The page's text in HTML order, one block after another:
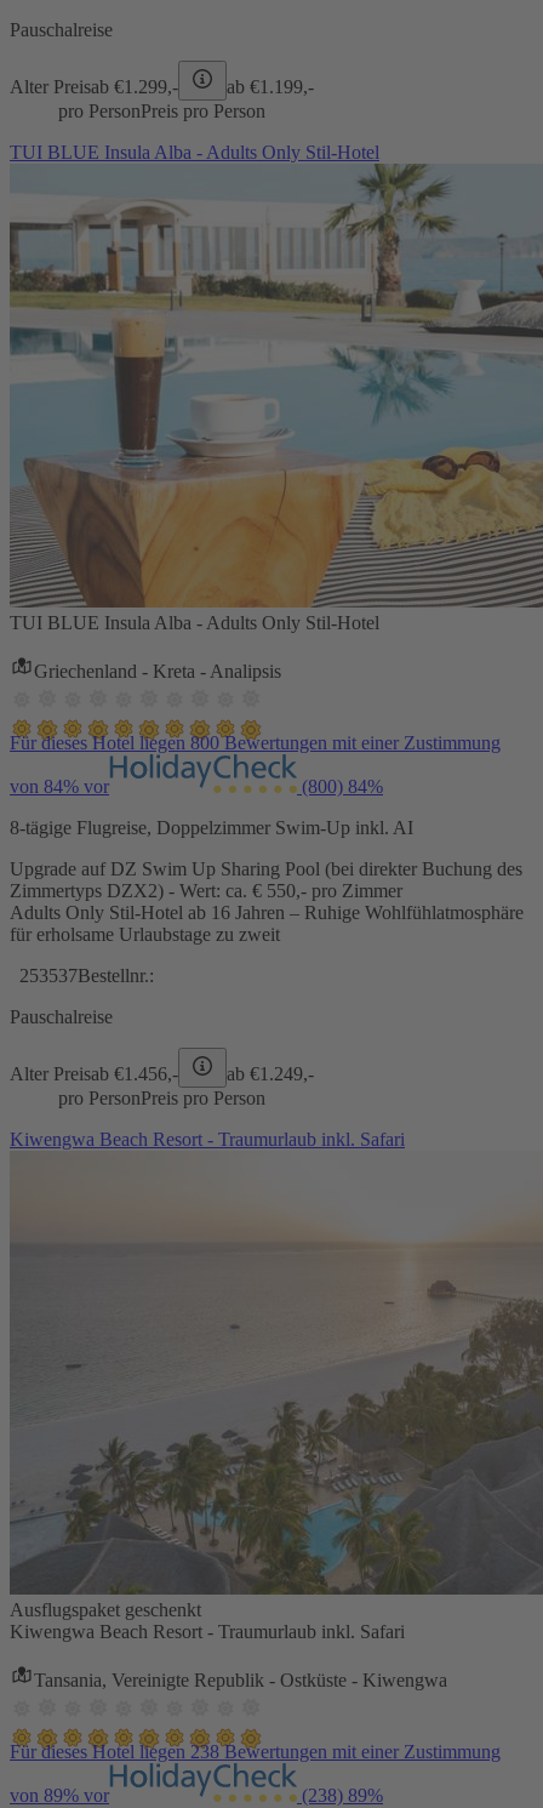
Pauschalreise
Alter Preisab €1.299,- ab €1.199,-
pro PersonPreis pro Person
TUI BLUE Insula Alba - Adults Only Stil-Hotel
TUI BLUE Insula Alba - Adults Only Stil-Hotel
Griechenland - Kreta - Analipsis
Für dieses Hotel liegen 800 Bewertungen mit einer Zustimmung
von 84% vor (800) 84%
8-tägige Flugreise, Doppelzimmer Swim-Up inkl. AI
Upgrade auf DZ Swim Up Sharing Pool (bei direkter Buchung des
Zimmertyps DZX2) - Wert: ca. € 550,- pro Zimmer
Adults Only Stil-Hotel ab 16 Jahren – Ruhige Wohlfühlatmosphäre
für erholsame Urlaubstage zu zweit
253537Bestellnr.:
Pauschalreise
Alter Preisab €1.456,- ab €1.249,-
pro PersonPreis pro Person
Kiwengwa Beach Resort - Traumurlaub inkl. Safari
Ausflugspaket geschenkt
Kiwengwa Beach Resort - Traumurlaub inkl. Safari
Tansania, Vereinigte Republik - Ostküste - Kiwengwa
Für dieses Hotel liegen 238 Bewertungen mit einer Zustimmung
von 89% vor (238) 89%